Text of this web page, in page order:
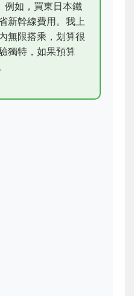
例如，買東日本鐵
新幹線費用。我上
無限搭乘，划算很
獨特，如果預算